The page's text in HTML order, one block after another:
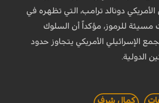
دونالد ترامب، التي تظهره في
للرموز، مؤكداً أن السلوك
الإسرائيلي الأمريكي يتجاوز حدود
الدولية.
كمال شرف